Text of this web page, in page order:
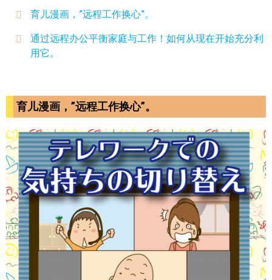
育儿漫画，”远程工作换心”。
通过远程办公平衡家庭与工作！如何从现在开始充分利
用它。
育儿漫画，”远程工作换心”。